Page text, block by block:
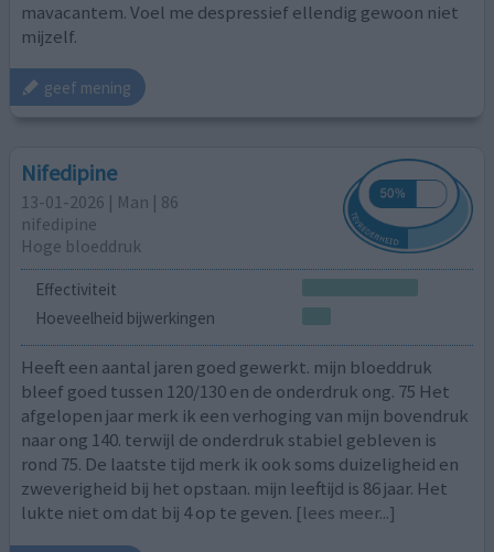
mavacantem. Voel me despressief ellendig gewoon niet
mijzelf.
geef mening
Nifedipine
13-01-2026 | Man | 86
nifedipine
Hoge bloeddruk
Effectiviteit
Hoeveelheid bijwerkingen
Heeft een aantal jaren goed gewerkt. mijn bloeddruk
bleef goed tussen 120/130 en de onderdruk ong. 75 Het
afgelopen jaar merk ik een verhoging van mijn bovendruk
naar ong 140. terwijl de onderdruk stabiel gebleven is
rond 75. De laatste tijd merk ik ook soms duizeligheid en
zweverigheid bij het opstaan. mijn leeftijd is 86 jaar. Het
lukte niet om dat bij 4 op te geven. [lees meer...]